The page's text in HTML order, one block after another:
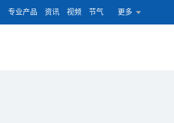
专业产品 资讯 视频 节气 更多